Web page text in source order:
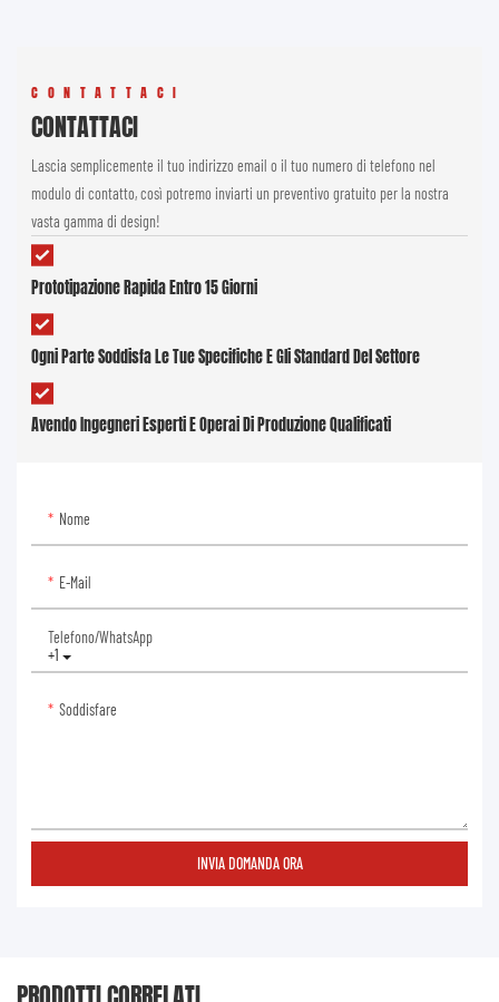
CONTATTACI
CONTATTACI
Lascia semplicemente il tuo indirizzo email o il tuo numero di telefono nel
modulo di contatto, così potremo inviarti un preventivo gratuito per la nostra
vasta gamma di design!
Prototipazione Rapida Entro 15 Giorni
Ogni Parte Soddisfa Le Tue Specifiche E Gli Standard Del Settore
Avendo Ingegneri Esperti E Operai Di Produzione Qualificati
Nome
E-Mail
+1
Telefono/WhatsApp
Soddisfare
INVIA DOMANDA ORA